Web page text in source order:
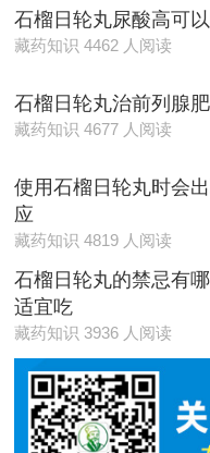
石榴日轮丸尿酸高可
藏药知识 4462 人阅读
石榴日轮丸治前列腺
藏药知识 4677 人阅读
使用石榴日轮丸时会
应
藏药知识 4819 人阅读
石榴日轮丸的禁忌有
适宜吃
藏药知识 3936 人阅读